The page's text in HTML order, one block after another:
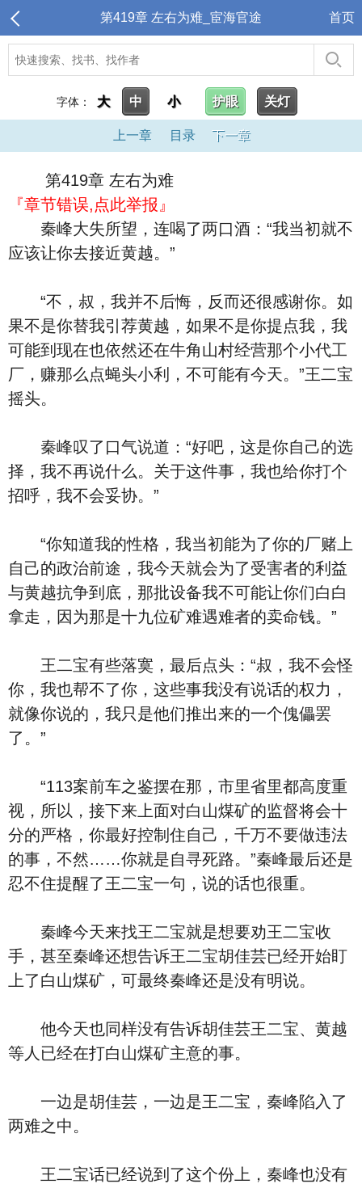
第419章 左右为难_宦海官途 首页
字体： 大 中 小 护眼 关灯
上一章 目录 下一章
第419章 左右为难
『章节错误,点此举报』
秦峰大失所望，连喝了两口酒：“我当初就不
应该让你去接近黄越。”
“不，叔，我并不后悔，反而还很感谢你。如
果不是你替我引荐黄越，如果不是你提点我，我
可能到现在也依然还在牛角山村经营那个小代工
厂，赚那么点蝇头小利，不可能有今天。”王二宝
摇头。
秦峰叹了口气说道：“好吧，这是你自己的选
择，我不再说什么。关于这件事，我也给你打个
招呼，我不会妥协。”
“你知道我的性格，我当初能为了你的厂赌上
自己的政治前途，我今天就会为了受害者的利益
与黄越抗争到底，那批设备我不可能让你们白白
拿走，因为那是十九位矿难遇难者的卖命钱。”
王二宝有些落寞，最后点头：“叔，我不会怪
你，我也帮不了你，这些事我没有说话的权力，
就像你说的，我只是他们推出来的一个傀儡罢
了。”
“113案前车之鉴摆在那，市里省里都高度重
视，所以，接下来上面对白山煤矿的监督将会十
分的严格，你最好控制住自己，千万不要做违法
的事，不然……你就是自寻死路。”秦峰最后还是
忍不住提醒了王二宝一句，说的话也很重。
秦峰今天来找王二宝就是想要劝王二宝收
手，甚至秦峰还想告诉王二宝胡佳芸已经开始盯
上了白山煤矿，可最终秦峰还是没有明说。
他今天也同样没有告诉胡佳芸王二宝、黄越
等人已经在打白山煤矿主意的事。
一边是胡佳芸，一边是王二宝，秦峰陷入了
两难之中。
王二宝话已经说到了这个份上，秦峰也没有